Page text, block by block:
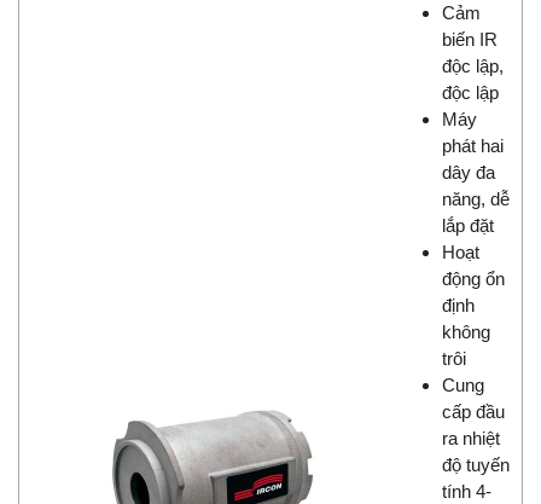
Cảm
biến IR
độc lập,
độc lập
Máy
phát hai
dây đa
năng, dễ
lắp đặt
Hoạt
động ổn
định
không
trôi
Cung
cấp đầu
ra nhiệt
độ tuyến
tính 4-